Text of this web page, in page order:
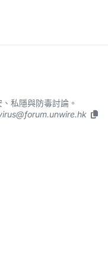
私隱與防毒討論。